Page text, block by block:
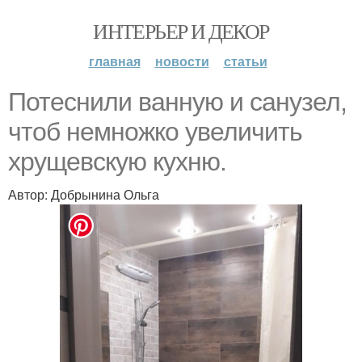
ИНТЕРЬЕР И ДЕКОР
главная новости статьи
Потеснили ванную и санузел,
чтоб немножко увеличить
хрущевскую кухню.
Автор: Добрынина Ольга